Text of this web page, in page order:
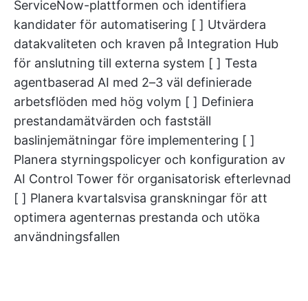
ServiceNow-plattformen och identifiera
kandidater för automatisering [ ] Utvärdera
datakvaliteten och kraven på Integration Hub
för anslutning till externa system [ ] Testa
agentbaserad AI med 2–3 väl definierade
arbetsflöden med hög volym [ ] Definiera
prestandamätvärden och fastställ
baslinjemätningar före implementering [ ]
Planera styrningspolicyer och konfiguration av
AI Control Tower för organisatorisk efterlevnad
[ ] Planera kvartalsvisa granskningar för att
optimera agenternas prestanda och utöka
användningsfallen